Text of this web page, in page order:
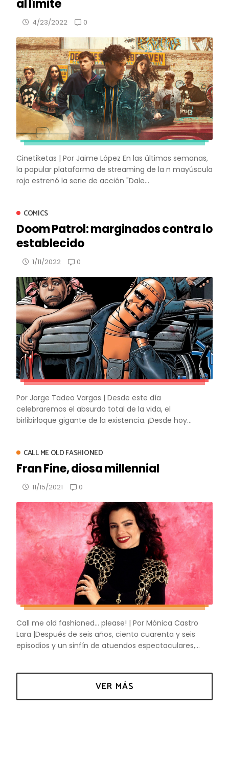
al límite
4/23/2022 0
Cinetiketas | Por Jaime López En las últimas semanas,
la popular plataforma de streaming de la n mayúscula
roja estrenó la serie de acción "Dale...
COMICS
Doom Patrol: marginados contra lo
establecido
1/11/2022 0
Por Jorge Tadeo Vargas | Desde este día
celebraremos el absurdo total de la vida, el
birlibirloque gigante de la existencia. ¡Desde hoy...
CALL ME OLD FASHIONED
Fran Fine, diosa millennial
11/15/2021 0
Call me old fashioned... please! | Por Mónica Castro
Lara |Después de seis años, ciento cuarenta y seis
episodios y un sinfín de atuendos espectaculares,...